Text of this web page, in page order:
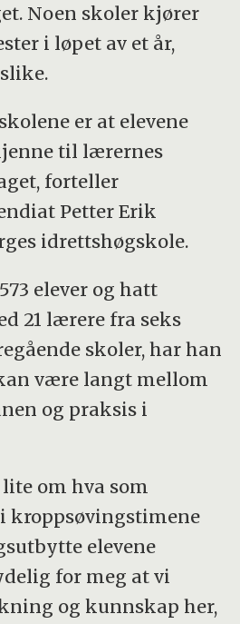
Noen skoler kjører
i løpet av et år,
er at elevene
til lærernes
forteller
Petter Erik
idrettshøgskole.
elever og hatt
21 lærere fra seks
skoler, har han
være langt mellom
og praksis i
om hva som
kroppsøvingstimene
elevene
for meg at vi
og kunnskap her,